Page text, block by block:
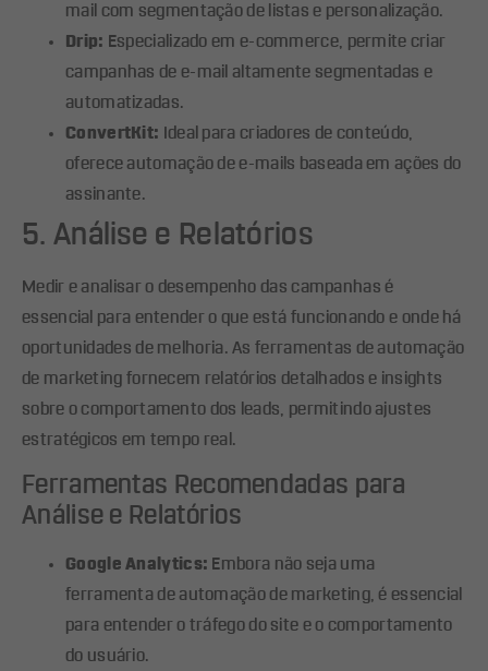
mail com segmentação de listas e personalização.
Drip: Especializado em e-commerce, permite criar
campanhas de e-mail altamente segmentadas e
automatizadas.
ConvertKit: Ideal para criadores de conteúdo,
oferece automação de e-mails baseada em ações do
assinante.
5. Análise e Relatórios
Medir e analisar o desempenho das campanhas é
essencial para entender o que está funcionando e onde há
oportunidades de melhoria. As ferramentas de automação
de marketing fornecem relatórios detalhados e insights
sobre o comportamento dos leads, permitindo ajustes
estratégicos em tempo real.
Ferramentas Recomendadas para
Análise e Relatórios
Google Analytics: Embora não seja uma
ferramenta de automação de marketing, é essencial
para entender o tráfego do site e o comportamento
do usuário.